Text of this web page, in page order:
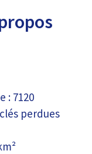
: 7120
perdues